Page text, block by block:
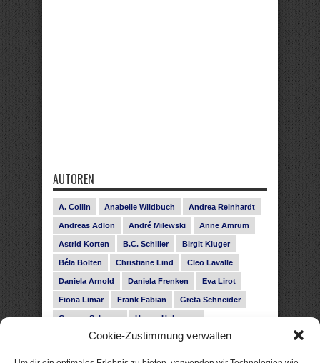
Cookie-Zustimmung verwalten
AUTOREN
A. Collin Anabelle Wildbuch Andrea Reinhardt
Andreas Adlon André Milewski Anne Amrum
Astrid Korten B.C. Schiller Birgit Kluger
Béla Bolten Christiane Lind Cleo Lavalle
Daniela Arnold Daniela Frenken Eva Lirot
Fiona Limar Frank Fabian Greta Schneider
Gunnar Schwarz Hanna Holmgren
Heike Fröhling Ina Glahe Ivo Pala J. Vellguth